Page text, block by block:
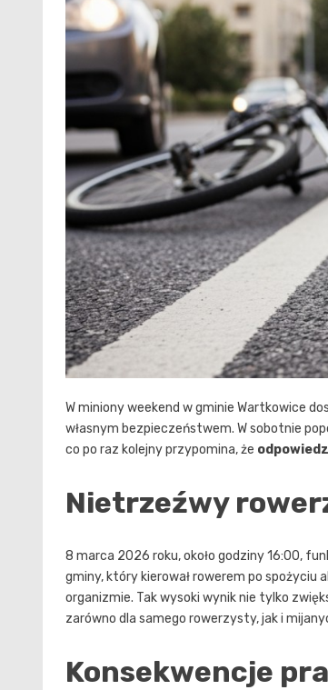
W miniony weekend w gminie Wartkowice
własnym bezpieczeństwem. W sobotnie
co po raz kolejny przypomina, że
Nietrzeźwy
8 marca 2026 roku, około godziny 16:00,
gminy, który kierował rowerem po spożyciu
organizmie. Tak wysoki wynik nie tylko
zarówno dla samego rowerzysty, jak i
Konsekwencje